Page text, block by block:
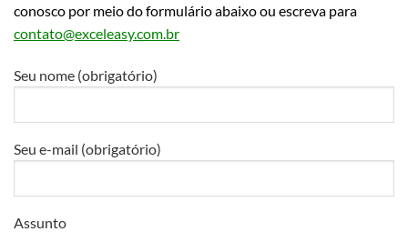
conosco por meio do formulário abaixo ou escreva para
contato@exceleasy.com.br
Seu nome (obrigatório)
Seu e-mail (obrigatório)
Assunto